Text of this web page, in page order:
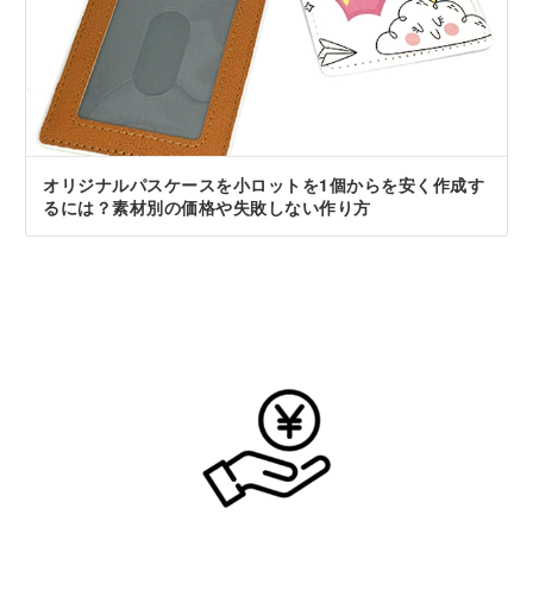
オリジナルパスケースを小ロットを1個からを安く作成す
るには？素材別の価格や失敗しない作り方